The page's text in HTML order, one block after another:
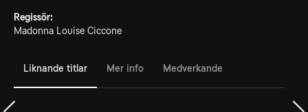
Regissör:
Madonna Louise Ciccone
Liknande titlar Mer info Medverkande